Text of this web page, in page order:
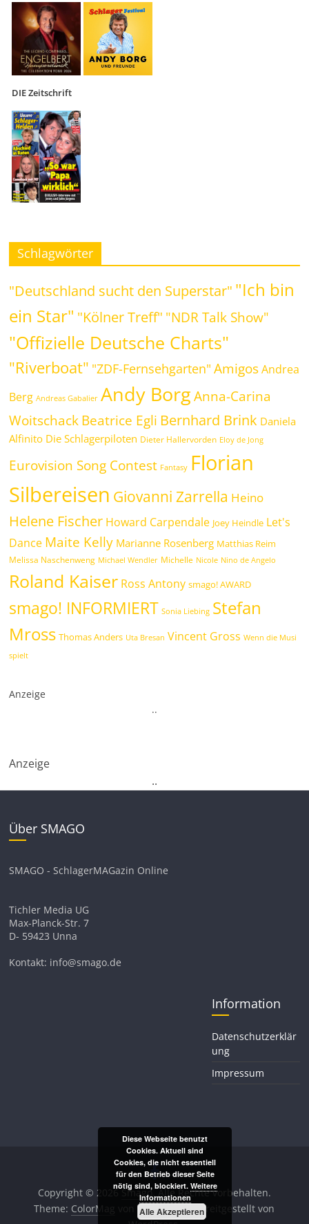
DIE Zeitschrift
Schlagwörter
"Deutschland sucht den Superstar" "Ich bin
ein Star" "Kölner Treff" "NDR Talk Show"
"Offizielle Deutsche Charts"
"Riverboat" "ZDF-Fernsehgarten" Amigos Andrea
Berg Andreas Gabalier Andy Borg Anna-Carina
WoitschackBeatrice Egli Bernhard Brink Daniela
Alfinito Die Schlagerpiloten Dieter Hallervorden Eloy de Jong
Eurovision Song Contest Fantasy Florian
Silbereisen Giovanni Zarrella Heino
Helene Fischer Howard Carpendale Joey Heindle Let's
Dance Maite Kelly Marianne Rosenberg Matthias Reim
Melissa Naschenweng Michael Wendler Michelle Nicole Nino de Angelo
Roland Kaiser Ross Antony smago! AWARD
smago! INFORMIERT Sonia Liebing Stefan
Mross Thomas Anders Uta Bresan Vincent Gross Wenn die Musi
spielt
Anzeige
..
Anzeige
..
Über SMAGO
SMAGO - SchlagerMAGazin Online
Tichler Media UG
Max-Planck-Str. 7
D- 59423 Unna
Kontakt: info@smago.de
Information
Datenschutzerklär
ung
Impressum
Copyright © 2026Smago. Alle Rechte vorbehalten.
Theme: ColorMag
von ThemeGrill. Bereitgestellt von
Diese Webseite benutzt
Cookies. Aktuell sind
Cookies, die nicht essentiell
für den Betrieb dieser Seite
nötig sind, blockiert. Weitere
Informationen
Alle Akzeptieren